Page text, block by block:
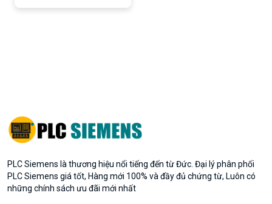
PLC Siemens là thương hiệu nổi tiếng đến từ Đức. Đại lý phân phối
PLC Siemens giá tốt, Hàng mới 100% và đầy đủ chứng từ, Luôn có
những chính sách ưu đãi mới nhất